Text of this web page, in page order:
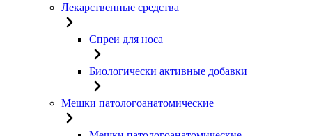
Лекарственные средства
Спреи для носа
Биологически активные добавки
Мешки патологоанатомические